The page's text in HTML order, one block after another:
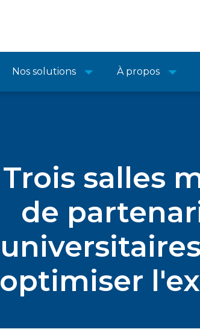
Nos solutions À propos
Trois salles
de
optimiser